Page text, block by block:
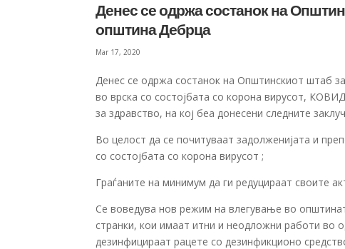
Денес се одржа состанок на
општина Дебрца
Mar 17, 2020
Денес се одржа состанок на Општинскиот штаб
во врска со состојбата со корона вирусот,
за здравство, на кој беа донесени следните
Во целост да се почитуваат задолженијата и
со состојбата со корона вирусот ;
Граѓаните на минимум да ги редуцираат своите
Се воведува нов режим на влегување во
странки, кои имаат итни и неодложни работи во
дезинфицираат рацете со дезинфикционо